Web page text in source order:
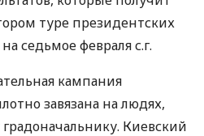
туре президентских
седьмое февраля с.г.
кампания
завязана на людях,
Киевский